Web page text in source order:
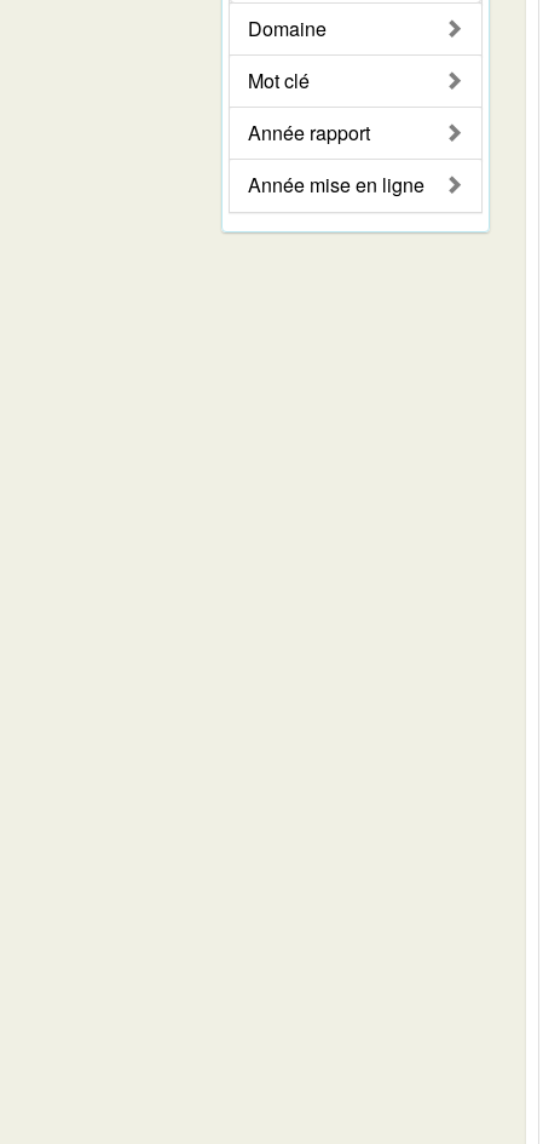
Domaine
Mot clé
Année rapport
Année mise en ligne